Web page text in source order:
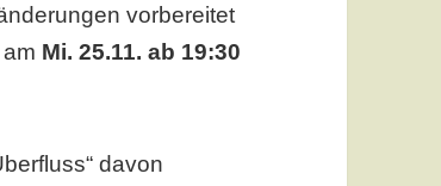
vorbereitet
Mi. 25.11. ab 19:30
davon